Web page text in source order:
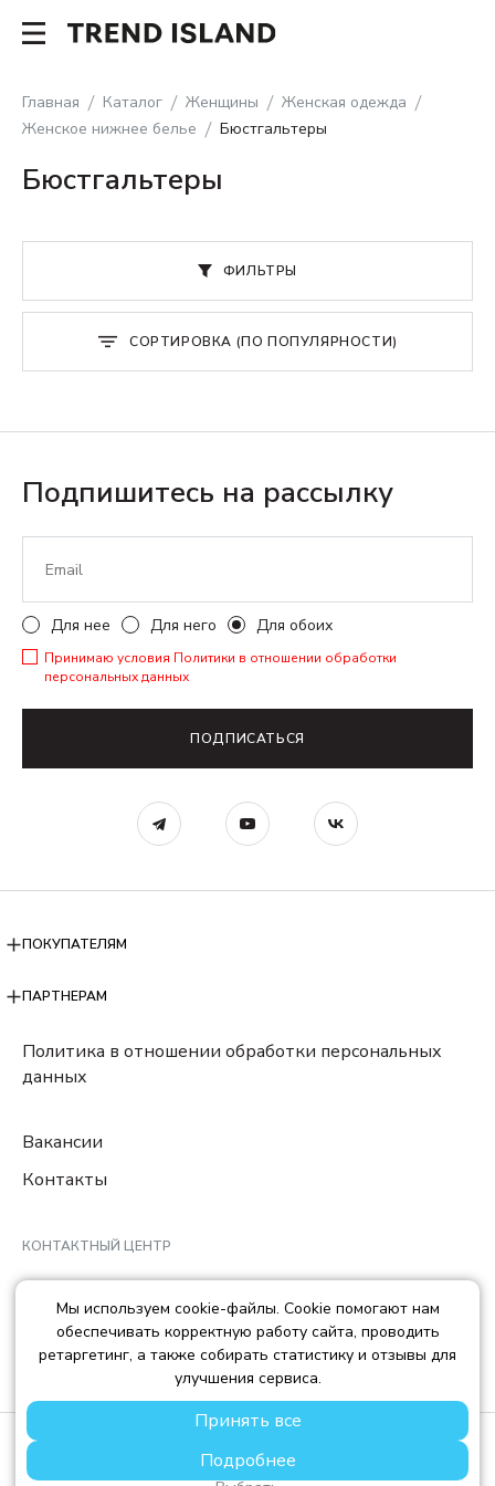
Главная Каталог Женщины
Женская одежда
Женское нижнее белье
Бюстгальтеры
Бюстгальтеры
ФИЛЬТРЫ
СОРТИРОВКА (ПО ПОПУЛЯРНОСТИ)
Подпишитесь на рассылку
Для нее Для него Для обоих
Принимаю условия Политики в отношении обработки
персональных данных
ПОДПИСАТЬСЯ
ПОКУПАТЕЛЯМ
ПАРТНЕРАМ
Политика в отношении обработки персональных
данных
Вакансии
Контакты
КОНТАКТНЫЙ ЦЕНТР
8 (800) 222-78-29
Ежедневно с 10:00 до 22:00 МCK
info@trendisland.ru
© TREND ISLAND
ООО «ТРЕНД АЙЛЕНД», ОГРН: 1217700568667, ИНН:
Мы используем cookie-файлы. Cookie помогают нам
обеспечивать корректную работу сайта, проводить
ретаргетинг, а также собирать статистику и отзывы для
улучшения сервиса.
Принять все
Подробнее